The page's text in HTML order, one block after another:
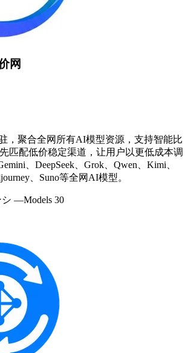
网
，聚合全网所有AI模型资源，支持智能比
匹配低价稳定渠道，让用户以更低成本调
、DeepSeek、Grok、Qwen、Kimi、
、Suno等全网AI模型。
—Models 30